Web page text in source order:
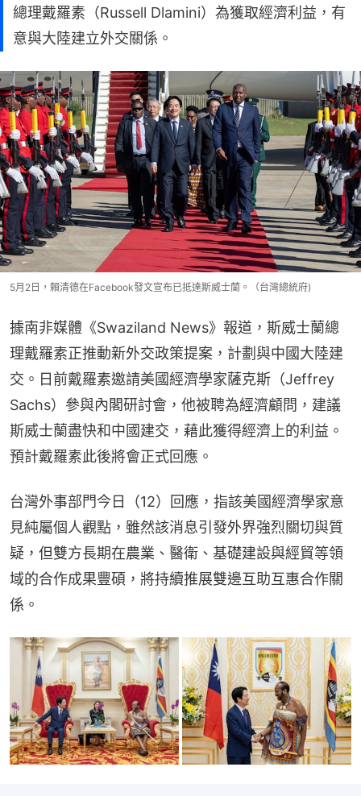
總理戴羅素（Russell Dlamini）為獲取經濟利益，有
意與大陸建立外交關係。
5月2日，賴清德在Facebook發文宣布已抵達斯威士蘭。（台灣總統府)
據南非媒體《Swaziland News》報道，斯威士蘭總
理戴羅素正推動新外交政策提案，計劃與中國大陸建
交。日前戴羅素邀請美國經濟學家薩克斯（Jeffrey
Sachs）參與內閣研討會，他被聘為經濟顧問，建議
斯威士蘭盡快和中國建交，藉此獲得經濟上的利益。
預計戴羅素此後將會正式回應。
台灣外事部門今日（12）回應，指該美國經濟學家意
見純屬個人觀點，雖然該消息引發外界強烈關切與質
疑，但雙方長期在農業、醫衛、基礎建設與經貿等領
域的合作成果豐碩，將持續推展雙邊互助互惠合作關
係。